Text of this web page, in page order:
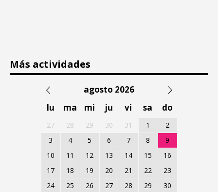
Más actividades
agosto 2026
lu
ma mi ju vi sa do
27 28 29 30 31 1
2
3
4 5 6 7 8
9
10
11 12 13 14 15
16
17
18 19 20 21 22
23
24
25 26 27 28 29
30